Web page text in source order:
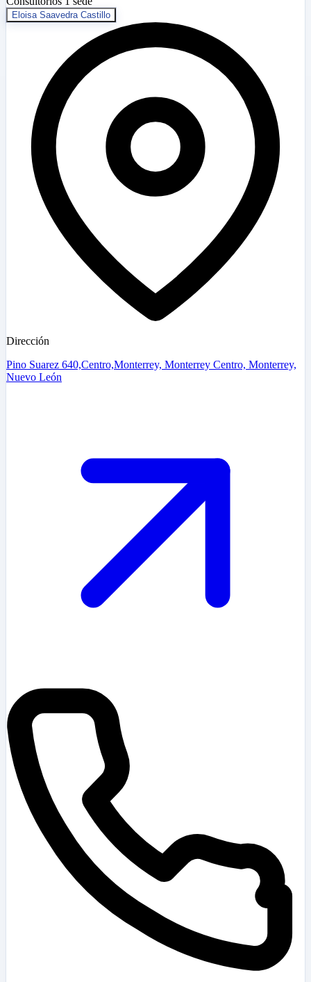
Eloisa Saavedra Castillo
Dirección
Pino Suarez 640,Centro,Monterrey, Monterrey Centro, Monterrey,
Nuevo León